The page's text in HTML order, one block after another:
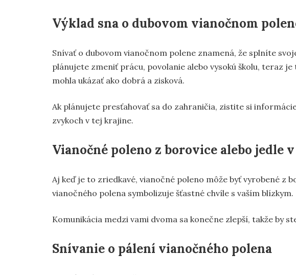
Výklad sna o dubovom vianočnom
Snívať o dubovom vianočnom polene znamená, že splníte
plánujete zmeniť prácu, povolanie alebo vysokú školu, teraz
mohla ukázať ako dobrá a zisková.
Ak plánujete presťahovať sa do zahraničia, zistite si
zvykoch v tej krajine.
Vianočné poleno z borovice alebo jedle
Aj keď je to zriedkavé, vianočné poleno môže byť vyrobené z
vianočného polena symbolizuje šťastné chvíle s vaším blízkym.
Komunikácia medzi vami dvoma sa konečne zlepší, takže by
Snívanie o pálení vianočného polena